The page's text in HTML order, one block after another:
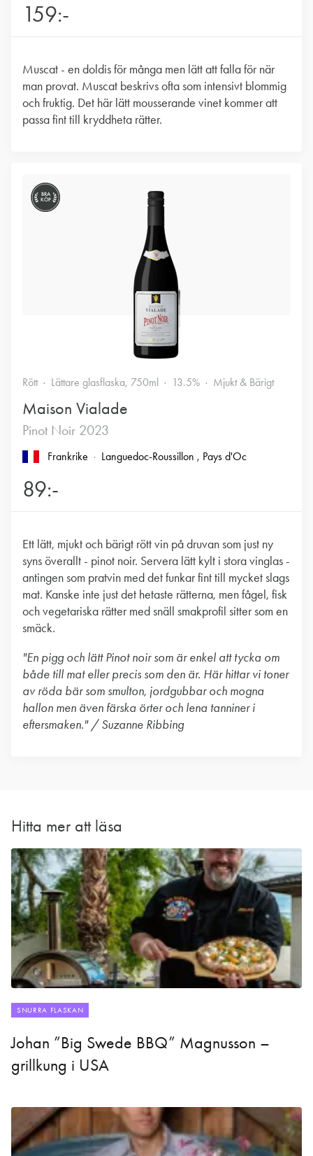
159:-
Muscat - en doldis för många men lätt att falla för när
man provat. Muscat beskrivs ofta som intensivt blommig
och fruktig. Det här lätt mousserande vinet kommer att
passa fint till kryddheta rätter.
BRA
KÖP
Rött Lättare glasflaska, 750ml 13.5% Mjukt & Bärigt
Maison Vialade
Pinot Noir 2023
Frankrike Languedoc-Roussillon , Pays d'Oc
89:-
Ett lätt, mjukt och bärigt rött vin på druvan som just ny
syns överallt - pinot noir. Servera lätt kylt i stora vinglas -
antingen som pratvin med det funkar fint till mycket slags
mat. Kanske inte just det hetaste rätterna, men fågel, fisk
och vegetariska rätter med snäll smakprofil sitter som en
smäck.
"En pigg och lätt Pinot noir som är enkel att tycka om
både till mat eller precis som den är. Här hittar vi toner
av röda bär som smulton, jordgubbar och mogna
hallon men även färska örter och lena tanniner i
eftersmaken." / Suzanne Ribbing
Hitta mer att läsa
SNURRA FLASKAN
Johan ”Big Swede BBQ” Magnusson –
grillkung i USA